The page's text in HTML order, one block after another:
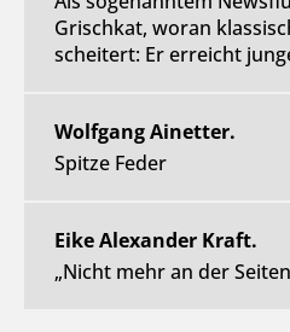
Grischkat, woran
scheitert: Er erreicht
Wolfgang Ainetter.
Spitze Feder
Eike Alexander Kraft.
„Nicht mehr an der